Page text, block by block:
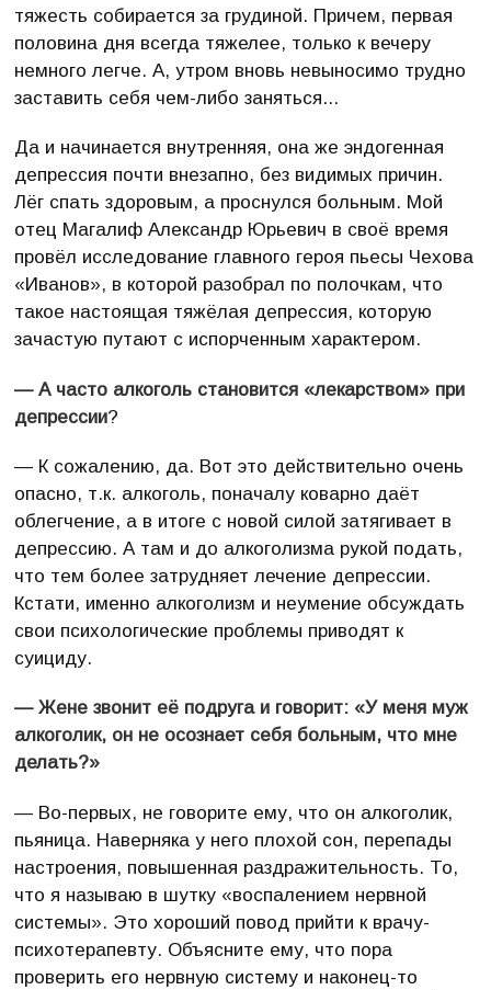
тяжесть собирается за грудиной. Причем, первая
половина дня всегда тяжелее, только к вечеру
немного легче. А, утром вновь невыносимо трудно
заставить себя чем-либо заняться...
Да и начинается внутренняя, она же эндогенная
депрессия почти внезапно, без видимых причин.
Лёг спать здоровым, а проснулся больным. Мой
отец Магалиф Александр Юрьевич в своё время
провёл исследование главного героя пьесы Чехова
«Иванов», в которой разобрал по полочкам, что
такое настоящая тяжёлая депрессия, которую
зачастую путают с испорченным характером.
— А часто алкоголь становится «лекарством» при
депрессии?
— К сожалению, да. Вот это действительно очень
опасно, т.к. алкоголь, поначалу коварно даёт
облегчение, а в итоге с новой силой затягивает в
депрессию. А там и до алкоголизма рукой подать,
что тем более затрудняет лечение депрессии.
Кстати, именно алкоголизм и неумение обсуждать
свои психологические проблемы приводят к
суициду.
— Жене звонит её подруга и говорит: «У меня муж
алкоголик, он не осознает себя больным, что мне
делать?»
— Во-первых, не говорите ему, что он алкоголик,
пьяница. Наверняка у него плохой сон, перепады
настроения, повышенная раздражительность. То,
что я называю в шутку «воспалением нервной
системы». Это хороший повод прийти к врачу-
психотерапевту. Объясните ему, что пора
проверить его нервную систему и наконец-то